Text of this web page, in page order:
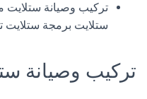
تركيب وصيانة ستلايت
ستلايت برمجة ستلايت
تركيب وصيانة